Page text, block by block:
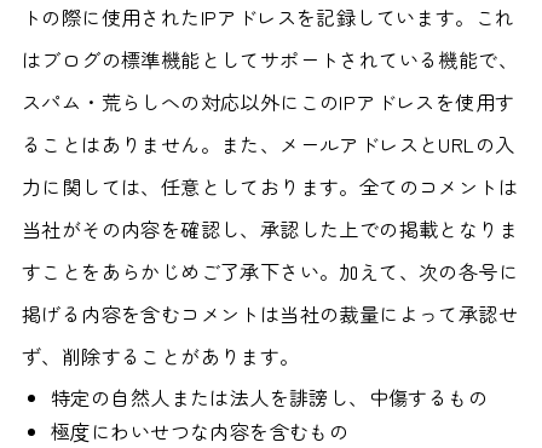
トの際に使用されたIPアドレスを記録しています。これ
はブログの標準機能としてサポートされている機能で、
スパム・荒らしへの対応以外にこのIPアドレスを使用す
ることはありません。また、メールアドレスとURLの入
力に関しては、任意としております。全てのコメントは
当社がその内容を確認し、承認した上での掲載となりま
すことをあらかじめご了承下さい。加えて、次の各号に
掲げる内容を含むコメントは当社の裁量によって承認せ
ず、削除することがあります。
特定の自然人または法人を誹謗し、中傷するもの
極度にわいせつな内容を含むもの